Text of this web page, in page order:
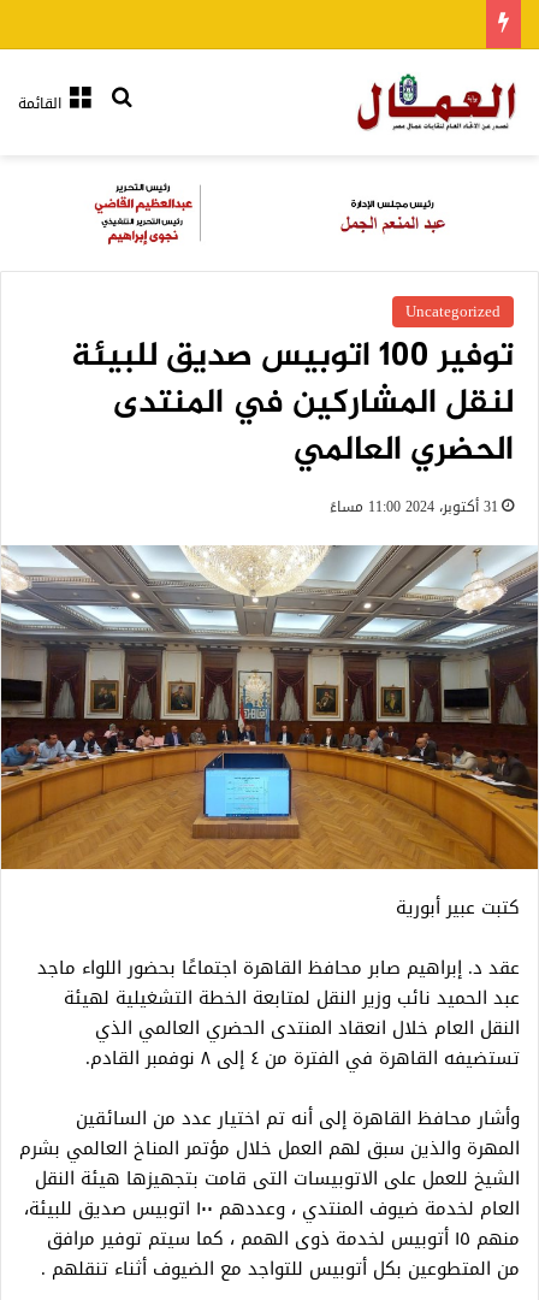
القائمةبحث عن
Uncategorized
توفير 100 اتوبيس صديق للبيئة
لنقل المشاركين في المنتدى
الحضري العالمي
31 أكتوبر، 2024 11:00 مساءً
كتبت عبير أبورية
عقد د. إبراهيم صابر محافظ القاهرة اجتماعًا بحضور اللواء ماجد
عبد الحميد نائب وزير النقل لمتابعة الخطة التشغيلية لهيئة
النقل العام خلال انعقاد المنتدى الحضري العالمي الذي
تستضيفه القاهرة في الفترة من ٤ إلى ٨ نوفمبر القادم.
وأشار محافظ القاهرة إلى أنه تم اختيار عدد من السائقين
المهرة والذين سبق لهم العمل خلال مؤتمر المناخ العالمي بشرم
الشيخ للعمل على الاتوبيسات التى قامت بتجهيزها هيئة النقل
العام لخدمة ضيوف المنتدي ، وعددهم ١٠٠ اتوبيس صديق للبيئة،
منهم ١٥ أتوبيس لخدمة ذوى الهمم ، كما سيتم توفير مرافق
من المتطوعين بكل أتوبيس للتواجد مع الضيوف أثناء تنقلهم .